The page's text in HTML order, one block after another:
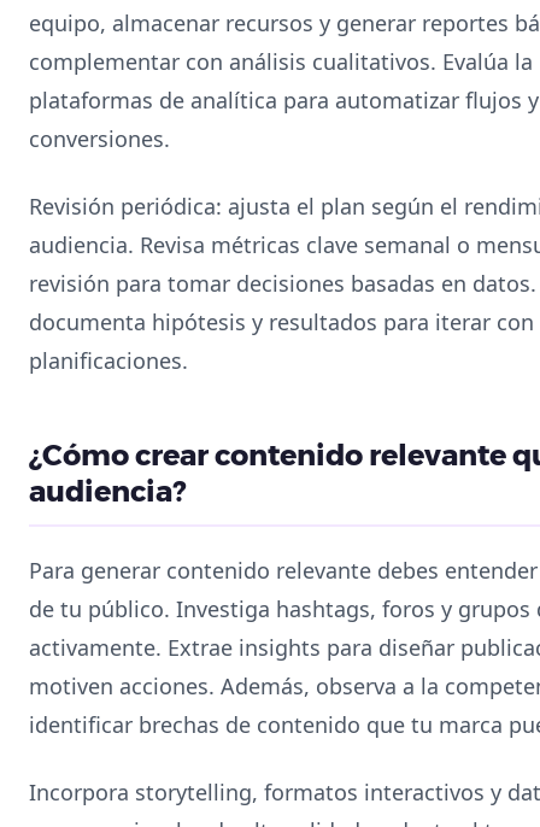
equipo, almacenar recursos y generar reportes
complementar con análisis cualitativos. Evalúa
plataformas de analítica para automatizar flujos
conversiones.
Revisión periódica: ajusta el plan según el
audiencia. Revisa métricas clave semanal o
revisión para tomar decisiones basadas en
documenta hipótesis y resultados para iterar
planificaciones.
¿Cómo crear contenido relevante
audiencia?
Para generar contenido relevante debes
de tu público. Investiga hashtags, foros y
activamente. Extrae insights para diseñar
motiven acciones. Además, observa a la
identificar brechas de contenido que tu marca
Incorpora storytelling, formatos interactivos y